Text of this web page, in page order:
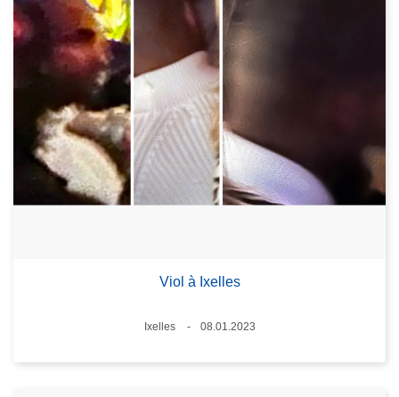
Viol à Ixelles
Lieux
Ixelles
08.01.2023